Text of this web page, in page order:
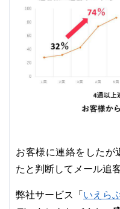
お客様に連絡をしたが
たと判断してメール追
弊社サービス「 いえら